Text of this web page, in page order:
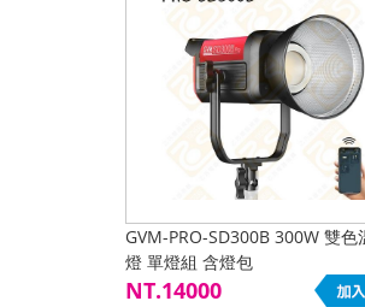
GVM-PRO-SD300B 300W 雙色
燈 單燈組 含燈包
NT.14000